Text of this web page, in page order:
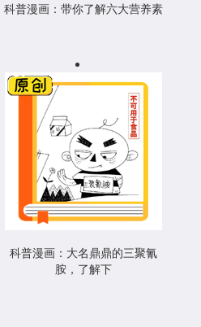
科普漫画：带你了解六大营养素
科普漫画：大名鼎鼎的三聚氰
胺，了解下